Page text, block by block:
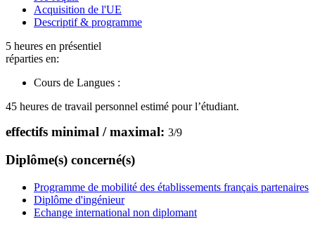
Acquisition de l'UE
Descriptif & programme
5 heures en présentiel
réparties en:
Cours de Langues :
45 heures de travail personnel estimé pour l’étudiant.
effectifs minimal / maximal: 3/9
Diplôme(s) concerné(s)
Programme de mobilité des établissements français partenaires
Diplôme d'ingénieur
Echange international non diplomant